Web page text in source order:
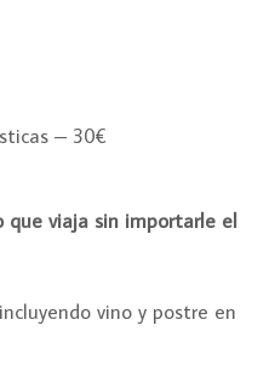
– 30€
que viaja sin importarle el
vino y postre en